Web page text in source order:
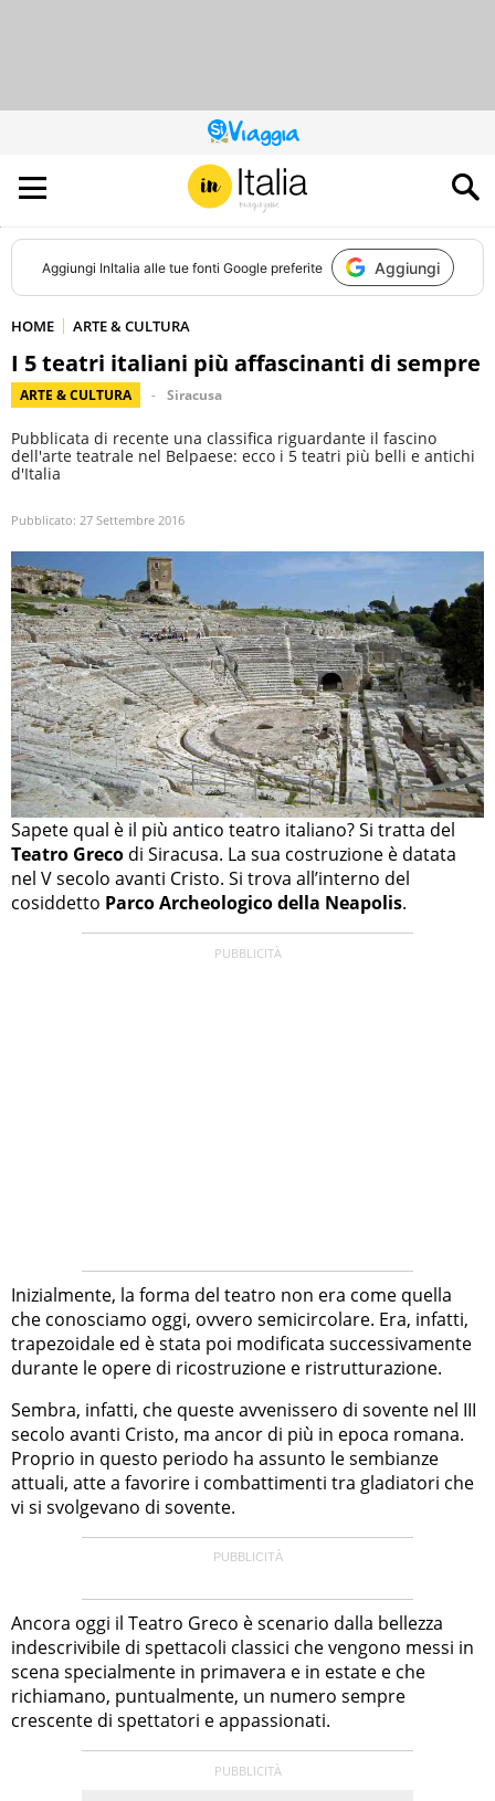
QUESTO
SITO
CONTRIBUISCE
ALL’AUDIENCE
DI
Aggiungi InItalia alle tue fonti Google preferite Aggiungi
HOME ARTE & CULTURA
I 5 teatri italiani più affascinanti di sempre
ARTE & CULTURA Siracusa
Pubblicata di recente una classifica riguardante il fascino
dell'arte teatrale nel Belpaese: ecco i 5 teatri più belli e antichi
d'Italia
Pubblicato: 27 Settembre 2016
Sapete qual è il più antico teatro italiano? Si tratta del
Teatro Greco di Siracusa. La sua costruzione è datata
nel V secolo avanti Cristo. Si trova all’interno del
cosiddetto Parco Archeologico della Neapolis.
Inizialmente, la forma del teatro non era come quella
che conosciamo oggi, ovvero semicircolare. Era, infatti,
trapezoidale ed è stata poi modificata successivamente
durante le opere di ricostruzione e ristrutturazione.
Sembra, infatti, che queste avvenissero di sovente nel III
secolo avanti Cristo, ma ancor di più in epoca romana.
Proprio in questo periodo ha assunto le sembianze
attuali, atte a favorire i combattimenti tra gladiatori che
vi si svolgevano di sovente.
Ancora oggi il Teatro Greco è scenario dalla bellezza
indescrivibile di spettacoli classici che vengono messi in
scena specialmente in primavera e in estate e che
richiamano, puntualmente, un numero sempre
crescente di spettatori e appassionati.